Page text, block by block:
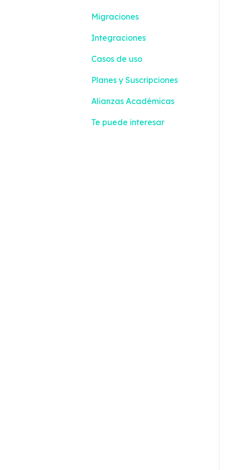
Migraciones
Integraciones
Casos de uso
Planes y Suscripciones
Alianzas Académicas
Te puede interesar